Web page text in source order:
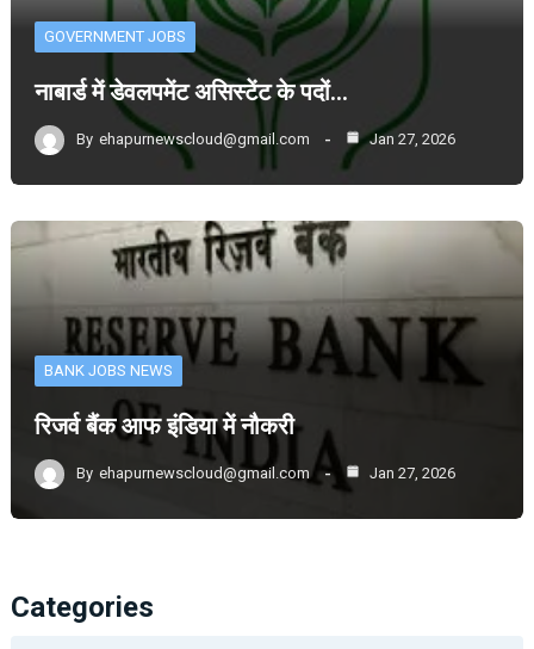
GOVERNMENT JOBS
नाबार्ड में डेवलपमेंट असिस्टेंट के पदों…
By ehapurnewscloud@gmail.com Jan 27, 2026
BANK JOBS NEWS
रिजर्व बैंक आफ इंडिया में नौकरी
By ehapurnewscloud@gmail.com Jan 27, 2026
Categories